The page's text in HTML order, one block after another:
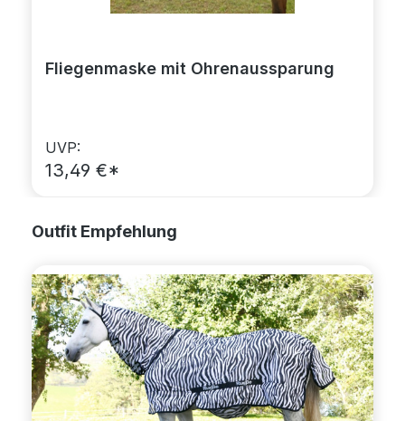
Fliegenmaske mit Ohrenaussparung
UVP:
13,49 €*
Produktgalerie überspringen
Outfit Empfehlung